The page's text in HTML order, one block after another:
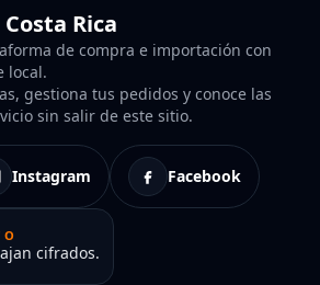
Rica
de compra e importación con
local.
gestiona tus pedidos y conoce las
sin salir de este sitio.
Instagram Facebook
cifrados.